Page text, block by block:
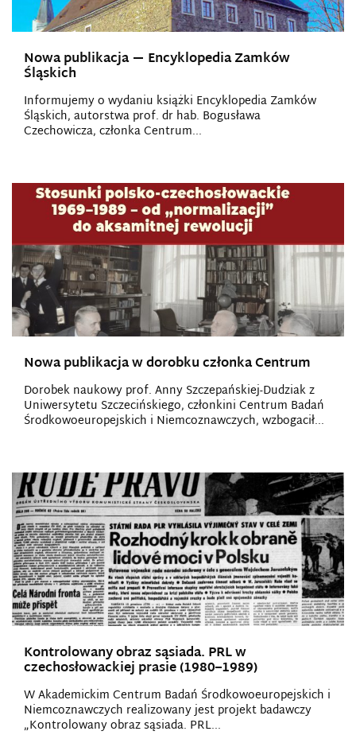
Nowa publikacja — Encyklopedia Zamków
Śląskich
Informujemy o wydaniu książki Encyklopedia Zamków
Śląskich, autorstwa prof. dr hab. Bogusława
Czechowicza, członka Centrum...
Nowa publikacja w dorobku członka Centrum
Dorobek naukowy prof. Anny Szczepańskiej-Dudziak z
Uniwersytetu Szczecińskiego, członkini Centrum Badań
Środkowoeuropejskich i Niemcoznawczych, wzbogacił...
Kontrolowany obraz sąsiada. PRL w
czechosłowackiej prasie (1980–1989)
W Akademickim Centrum Badań Środkowoeuropejskich i
Niemcoznawczych realizowany jest projekt badawczy
„Kontrolowany obraz sąsiada. PRL...